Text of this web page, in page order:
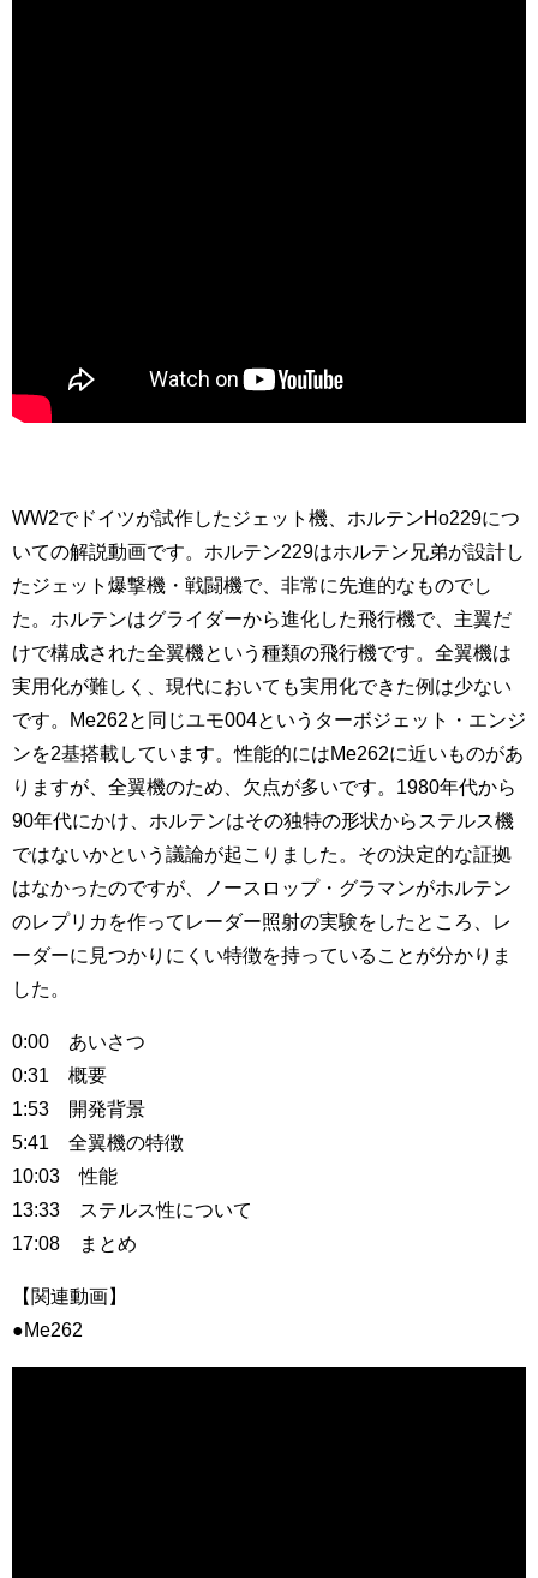
WW2でドイツが試作したジェット機、ホルテンHo229につ
いての解説動画です。ホルテン229はホルテン兄弟が設計し
たジェット爆撃機・戦闘機で、非常に先進的なものでし
た。ホルテンはグライダーから進化した飛行機で、主翼だ
けで構成された全翼機という種類の飛行機です。全翼機は
実用化が難しく、現代においても実用化できた例は少ない
です。Me262と同じユモ004というターボジェット・エンジ
ンを2基搭載しています。性能的にはMe262に近いものがあ
りますが、全翼機のため、欠点が多いです。1980年代から
90年代にかけ、ホルテンはその独特の形状からステルス機
ではないかという議論が起こりました。その決定的な証拠
はなかったのですが、ノースロップ・グラマンがホルテン
のレプリカを作ってレーダー照射の実験をしたところ、レ
ーダーに見つかりにくい特徴を持っていることが分かりま
した。
0:00 あいさつ
0:31 概要
1:53 開発背景
5:41 全翼機の特徴
10:03 性能
13:33 ステルス性について
17:08 まとめ
【関連動画】
●Me262